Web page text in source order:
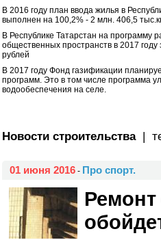
В 2016 году план ввода жилья в
выполнен на 100,2% - 2 млн. 406,5
В Республике Татарстан на программу
общественных пространств в 2017 году
рублей
В 2017 году Фонд газификации
программ. Это в том числе программа
водообеспечения на селе.
Новости строительства |
01 июня 2016 - Про спорт.
Ремонт